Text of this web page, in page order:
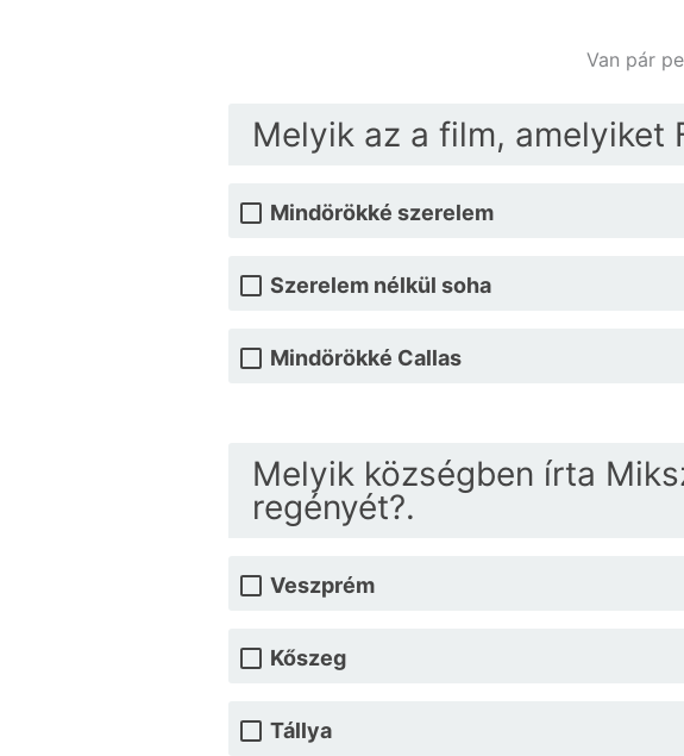
Van pár
Melyik az a film, amelyiket
Mindörökké szerelem
Szerelem nélkül soha
Mindörökké Callas
Melyik községben írta
regényét?.
Veszprém
Kőszeg
Tállya